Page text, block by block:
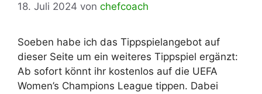
18. Juli 2024 von chefcoach
Soeben habe ich das Tippspielangebot auf
dieser Seite um ein weiteres Tippspiel ergänzt:
Ab sofort könnt ihr kostenlos auf die UEFA
Women’s Champions League tippen. Dabei